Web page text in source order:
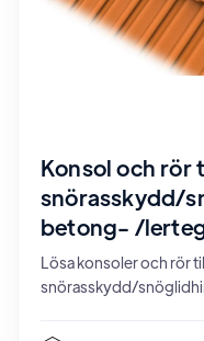
Konsol och rör
snörasskydd/
betong- /
Lösa konsoler och rör
snörasskydd/